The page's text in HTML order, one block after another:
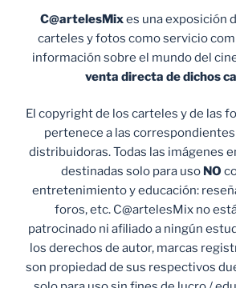
C@artelesMixes una exposición
carteles y fotos como servicio
información sobre el mundo del
venta directa de dichos
El copyright de los carteles y de las
pertenece a las
distribuidoras. Todas las imágenes
destinadas solo para uso NO
entretenimiento y educación:
foros, etc. C@artelesMix no
patrocinado ni afiliado a ningún
los derechos de autor, marcas
son propiedad de sus respectivos